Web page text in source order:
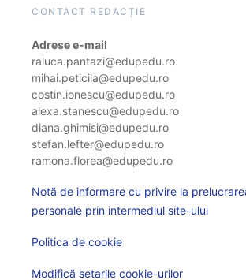
CONTACT REDACȚIE
Adrese e-mail
raluca.pantazi@edupedu.ro
mihai.peticila@edupedu.ro
costin.ionescu@edupedu.ro
alexa.stanescu@edupedu.ro
diana.ghimisi@edupedu.ro
stefan.lefter@edupedu.ro
ramona.florea@edupedu.ro
Notă de informare cu privire la
personale prin intermediul site-ului
Politica de cookie
Modifică setarile cookie-urilor